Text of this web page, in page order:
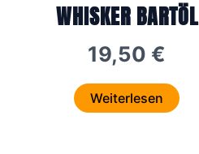
WHISKER BARTÖL
19,50 €
Weiterlesen